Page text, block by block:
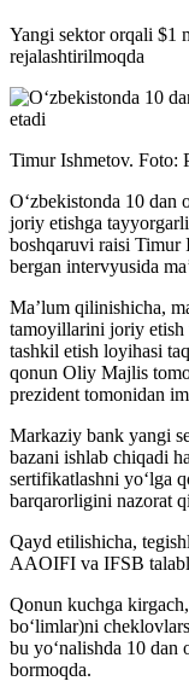
Yangi sektor orqali $1
rejalashtirilmoqda
Timur Ishmetov. Foto:
O‘zbekistonda 10
joriy etishga
boshqaruvi raisi Timur
bergan intervyusida
Ma’lum qilinishicha,
tamoyillarini joriy etish
tashkil etish loyihasi
qonun Oliy Majlis
prezident tomonidan
Markaziy bank yangi
bazani ishlab chiqadi
sertifikatlashni yo‘lga
barqarorligini nazorat
Qayd etilishicha,
AAOIFI va IFSB
Qonun kuchga
bo‘limlar)ni
bu yo‘nalishda 10
bormoqda.